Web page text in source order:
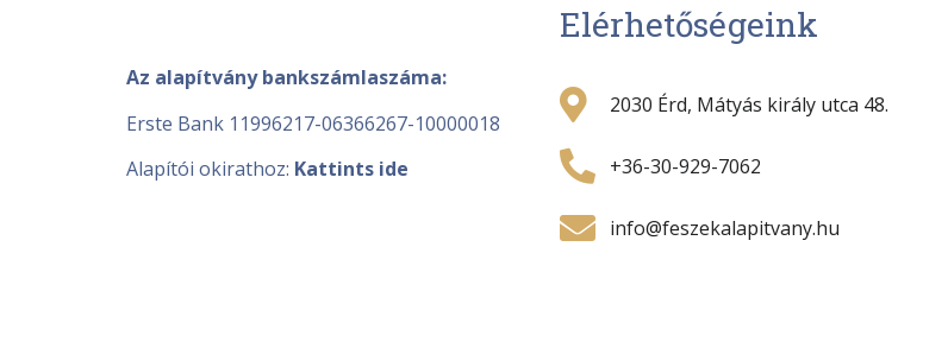
Az alapítvány bankszámlaszáma:
Erste Bank 11996217-06366267-10000018
Alapítói okirathoz: Kattints ide
Elérhetőségeink
2030 Érd, Mátyás király utca 48.
+36-30-929-7062
info@feszekalapitvany.hu